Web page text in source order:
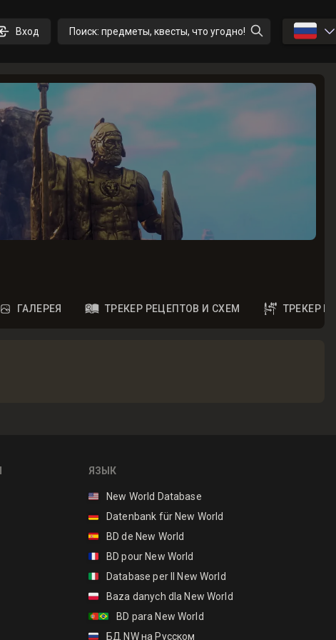
Вход Поиск: предметы, квесты, что угодно! 🇷🇺
ГАЛЕРЕЯ ТРЕКЕР РЕЦЕПТОВ И СХЕМ ТРЕКЕР
ЯЗЫК
🇺🇸
New World Database
🇩🇪
Datenbank für New World
🇪🇸
BD de New World
🇫🇷
BD pour New World
🇮🇹
Database per Il New World
🇵🇱
Baza danych dla New World
🇵🇹🇧🇷
BD para New World
🇷🇺
БД NW на Русском